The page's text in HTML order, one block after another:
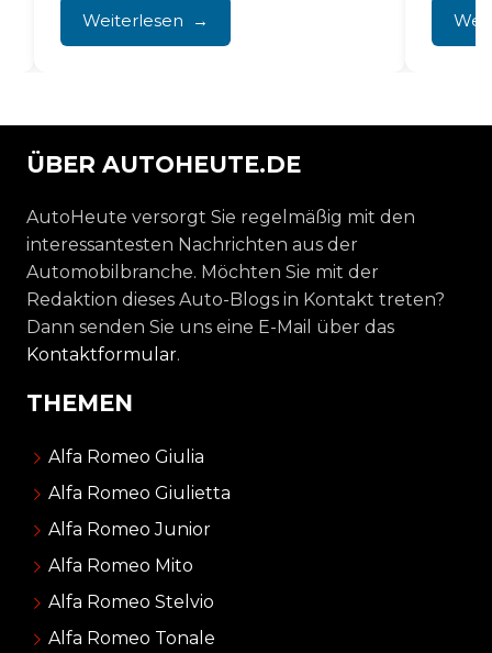
Weiterlesen
ÜBER AUTOHEUTE.DE
AutoHeute versorgt Sie regelmäßig mit den
interessantesten Nachrichten aus der
Automobilbranche. Möchten Sie mit der
Redaktion dieses Auto-Blogs in Kontakt treten?
Dann senden Sie uns eine E-Mail über das
Kontaktformular.
THEMEN
Alfa Romeo Giulia
Alfa Romeo Giulietta
Alfa Romeo Junior
Alfa Romeo Mito
Alfa Romeo Stelvio
Alfa Romeo Tonale